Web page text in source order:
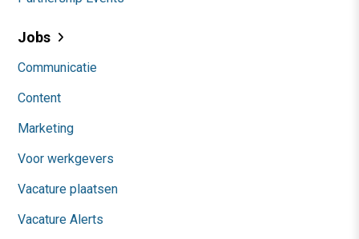
Jobs
Communicatie
Content
Marketing
Voor werkgevers
Vacature plaatsen
Vacature Alerts